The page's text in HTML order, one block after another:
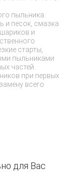
пыльника.
и песок, смазка
и
старты,
пыльниками
частей.
при первых
всего
для Вас